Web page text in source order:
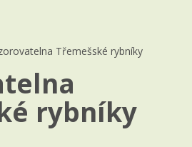
Třemešské rybníky
rybníky